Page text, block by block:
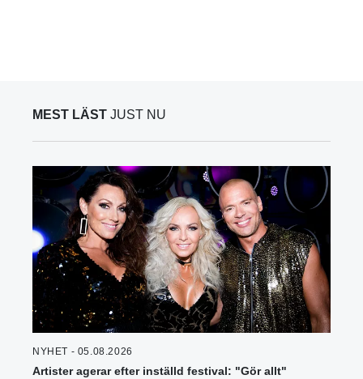
MEST LÄST JUST NU
NYHET - 05.08.2026
Artister agerar efter inställd festival: "Gör allt"